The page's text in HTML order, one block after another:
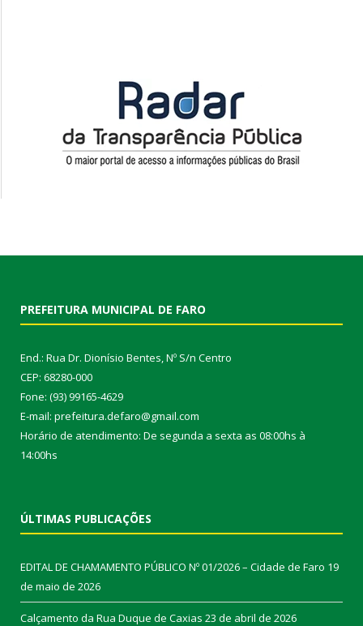
PREFEITURA MUNICIPAL DE FARO
End.: Rua Dr. Dionísio Bentes, Nº S/n Centro
CEP: 68280-000
Fone: (93) 99165-4629
E-mail: prefeitura.defaro@gmail.com
Horário de atendimento: De segunda a sexta as 08:00hs à
14:00hs
ÚLTIMAS PUBLICAÇÕES
EDITAL DE CHAMAMENTO PÚBLICO Nº 01/2026 – Cidade de Faro 19
de maio de 2026
Calçamento da Rua Duque de Caxias 23 de abril de 2026